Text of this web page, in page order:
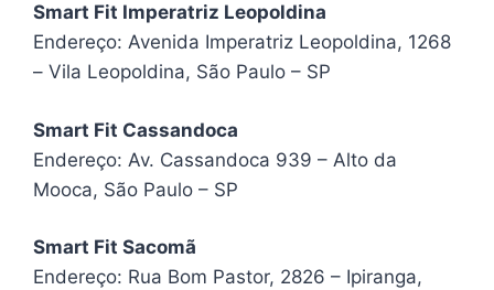
Smart Fit Imperatriz Leopoldina
Endereço: Avenida Imperatriz Leopoldina, 1268
– Vila Leopoldina, São Paulo – SP
Smart Fit Cassandoca
Endereço: Av. Cassandoca 939 – Alto da
Mooca, São Paulo – SP
Smart Fit Sacomã
Endereço: Rua Bom Pastor, 2826 – Ipiranga,